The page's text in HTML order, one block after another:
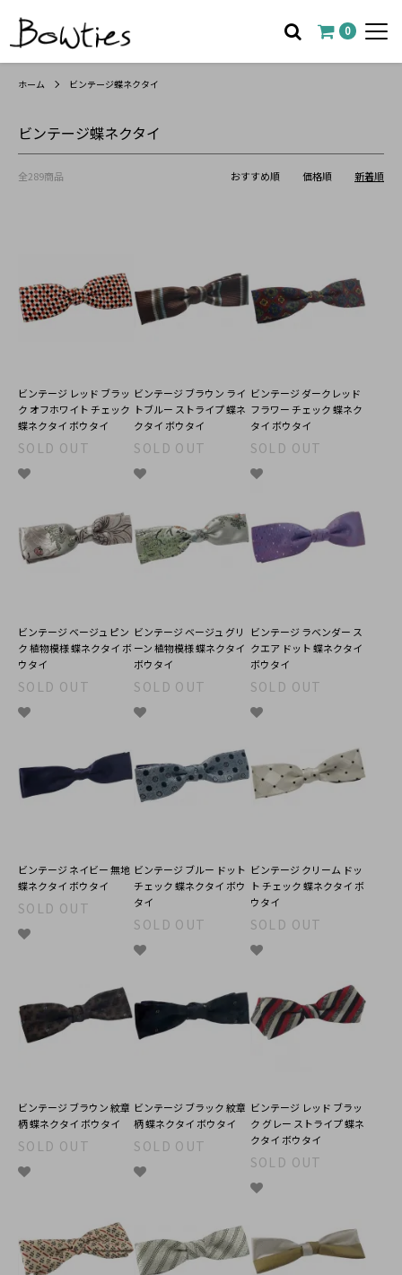
0
ホーム ビンテージ蝶ネクタイ
ビンテージ蝶ネクタイ
全289商品 おすすめ順 価格順 新着順
ビンテージ レッド ブラッ
ク オフホワイト チェック
蝶ネクタイ ボウタイ
SOLD OUT
ビンテージ ブラウン ライ
トブルー ストライプ 蝶ネ
クタイ ボウタイ
SOLD OUT
ビンテージ ダークレッド
フラワー チェック 蝶ネク
タイ ボウタイ
SOLD OUT
ビンテージ ベージュ ピン
ク 植物模様 蝶ネクタイ ボ
ウタイ
SOLD OUT
ビンテージ ベージュ グリ
ーン 植物模様 蝶ネクタイ
ボウタイ
SOLD OUT
ビンテージ ラベンダー ス
クエア ドット 蝶ネクタイ
ボウタイ
SOLD OUT
ビンテージ ネイビー 無地
蝶ネクタイ ボウタイ
SOLD OUT
ビンテージ ブルー ドット
チェック 蝶ネクタイ ボウ
タイ
SOLD OUT
ビンテージ クリーム ドッ
ト チェック 蝶ネクタイ ボ
ウタイ
SOLD OUT
ビンテージ ブラウン 紋章
柄 蝶ネクタイ ボウタイ
SOLD OUT
ビンテージ ブラック 紋章
柄 蝶ネクタイ ボウタイ
SOLD OUT
ビンテージ レッド ブラッ
ク グレー ストライプ 蝶ネ
クタイ ボウタイ
SOLD OUT